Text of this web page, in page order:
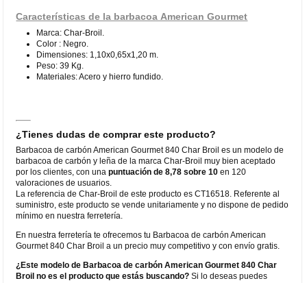
Características de la barbacoa American Gourmet
Marca: Char-Broil.
Color : Negro.
Dimensiones: 1,10x0,65x1,20 m.
Peso: 39 Kg.
Materiales: Acero y hierro fundido.
¿Tienes dudas de comprar este producto?
Barbacoa de carbón American Gourmet 840 Char Broil es un modelo de
barbacoa de carbón y leña de la marca Char-Broil muy bien aceptado
por los clientes, con unapuntuación de 8,78 sobre 10 en 120
valoraciones de usuarios.
La referencia de Char-Broil de este producto es CT16518. Referente al
suministro, este producto se vende unitariamente y no dispone de pedido
mínimo en nuestra ferretería.
En nuestra ferretería te ofrecemos tu Barbacoa de carbón American
Gourmet 840 Char Broil a un precio muy competitivo y con envío gratis.
¿Este modelo de Barbacoa de carbón American Gourmet 840 Char
Broil no es el producto que estás buscando? Si lo deseas puedes